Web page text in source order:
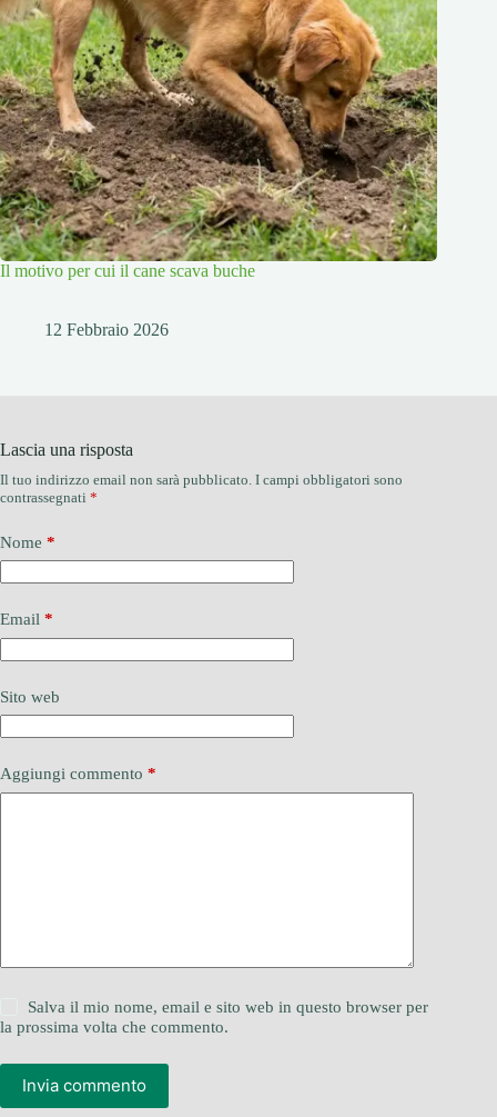
Il motivo per cui il cane scava buche
12 Febbraio 2026
Lascia una risposta
Il tuo indirizzo email non sarà pubblicato. I campi obbligatori sono
contrassegnati *
Nome *
Email *
Sito web
Aggiungi commento *
Salva il mio nome, email e sito web in questo browser per
la prossima volta che commento.
Invia commento